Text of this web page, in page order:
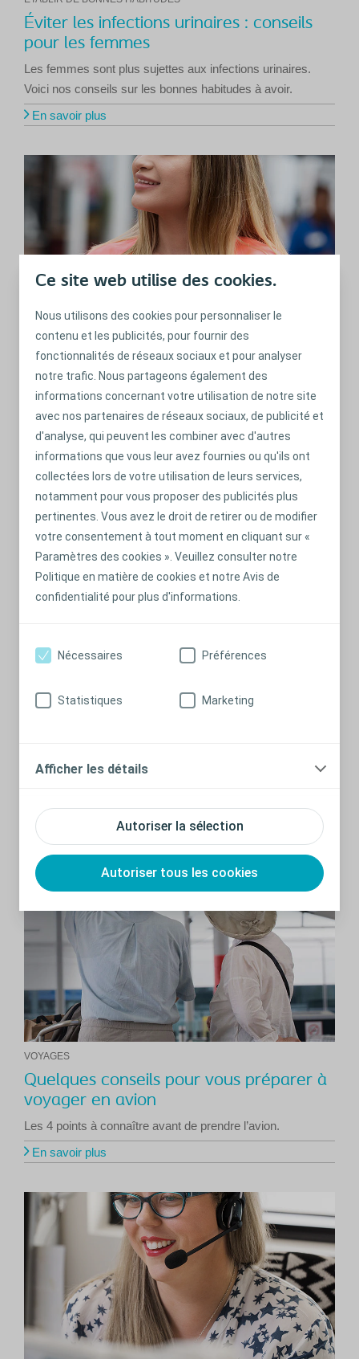
Ce site web utilise des cookies.
Nous utilisons des cookies pour personnaliser le
contenu et les publicités, pour fournir des
fonctionnalités de réseaux sociaux et pour analyser
notre trafic. Nous partageons également des
informations concernant votre utilisation de notre site
avec nos partenaires de réseaux sociaux, de publicité et
d'analyse, qui peuvent les combiner avec d'autres
informations que vous leur avez fournies ou qu'ils ont
collectées lors de votre utilisation de leurs services,
notamment pour vous proposer des publicités plus
pertinentes. Vous avez le droit de retirer ou de modifier
votre consentement à tout moment en cliquant sur «
Paramètres des cookies ». Veuillez consulter notre
Politique en matière de cookies et notre Avis de
confidentialité pour plus d'informations.
Autoriser la sélection
Autoriser tous les cookies
Nécessaires Préférences
Statistiques Marketing
Afficher les détails
Éviter les infections urinaires : conseils
pour les femmes
Les femmes sont plus sujettes aux infections urinaires.
Voici nos conseils sur les bonnes habitudes à avoir.
En savoir plus
Quand les soucis remplacent le plaisir
(femmes)
Réponses aux questions que vous vous posez peut-être
sur les relations sexuelles et le sondage chez les femmes.
En savoir plus
ALIMENTATION
En savoir plus
VOYAGES
Quelques conseils pour vous préparer à
voyager en avion
Les 4 points à connaître avant de prendre l’avion.
En savoir plus